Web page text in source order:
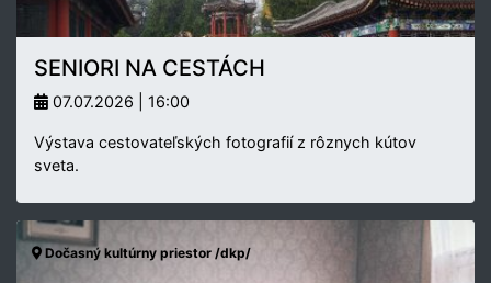
SENIORI NA CESTÁCH
07.07.2026 | 16:00
Výstava cestovateľských fotografií z rôznych kútov
sveta.
Dočasný kultúrny priestor /dkp/